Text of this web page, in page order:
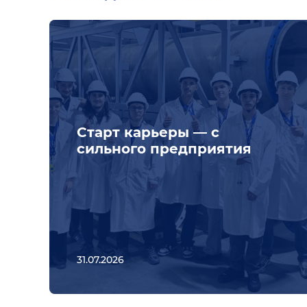
Старт карьеры — с
сильного предприятия
31.07.2026